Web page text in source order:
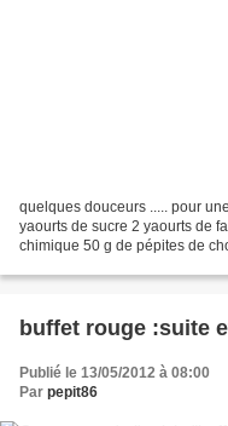
quelques douceurs ..... pour
yaourts de sucre 2 yaourts de
chimique 50 g de pépites de
buffet rouge :suite
Publié le 13/05/2012 à 08:00
Par pepit86